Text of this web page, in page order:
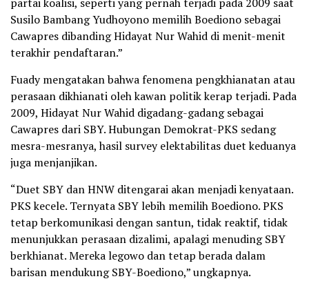
Susilo Bambang Yudhoyono memilih Boediono sebagai
Cawapres dibanding Hidayat Nur Wahid di menit-menit
terakhir pendaftaran.”
Fuady mengatakan bahwa fenomena pengkhianatan atau
perasaan dikhianati oleh kawan politik kerap terjadi. Pada
2009, Hidayat Nur Wahid digadang-gadang sebagai
Cawapres dari SBY. Hubungan Demokrat-PKS sedang
mesra-mesranya, hasil survey elektabilitas duet keduanya
juga menjanjikan.
“Duet SBY dan HNW ditengarai akan menjadi kenyataan.
PKS kecele. Ternyata SBY lebih memilih Boediono. PKS
tetap berkomunikasi dengan santun, tidak reaktif, tidak
menunjukkan perasaan dizalimi, apalagi menuding SBY
berkhianat. Mereka legowo dan tetap berada dalam
barisan mendukung SBY-Boediono,” ungkapnya.